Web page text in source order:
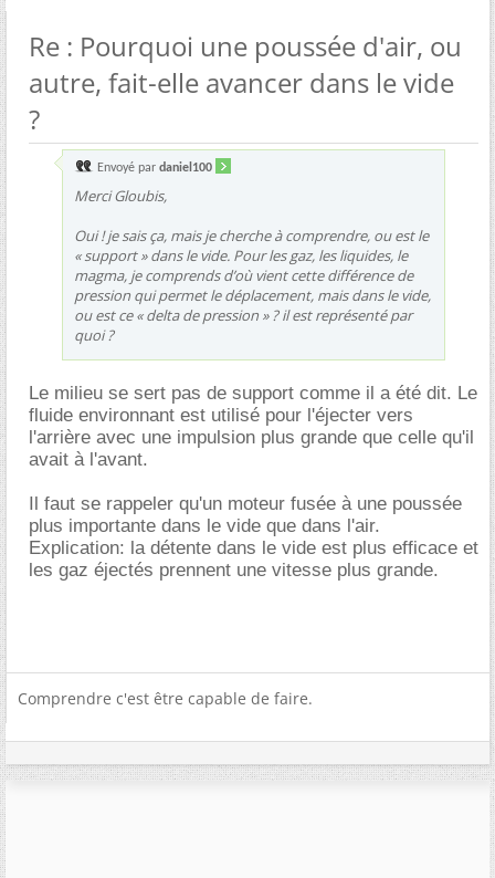
Re : Pourquoi une poussée d'air, ou
autre, fait-elle avancer dans le vide
?
Envoyé par daniel100
Merci Gloubis,
Oui ! je sais ça, mais je cherche à comprendre, ou est le
« support » dans le vide. Pour les gaz, les liquides, le
magma, je comprends d’où vient cette différence de
pression qui permet le déplacement, mais dans le vide,
ou est ce « delta de pression » ? il est représenté par
quoi ?
Le milieu se sert pas de support comme il a été dit. Le
fluide environnant est utilisé pour l'éjecter vers
l'arrière avec une impulsion plus grande que celle qu'il
avait à l'avant.
Il faut se rappeler qu'un moteur fusée à une poussée
plus importante dans le vide que dans l'air.
Explication: la détente dans le vide est plus efficace et
les gaz éjectés prennent une vitesse plus grande.
Comprendre c'est être capable de faire.